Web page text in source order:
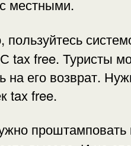
местными.
tax free. Туристы
на его возврат.
tax free.